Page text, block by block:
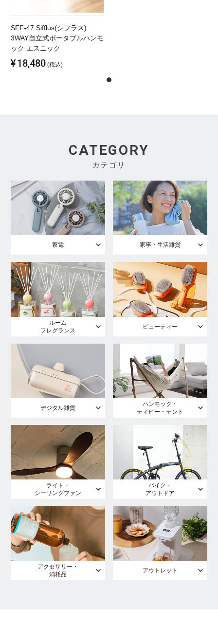
SFF-47 Sifflus(シフラス)
3WAY自立式ポータブルハンモ
ック エスニック
¥18,480 (税込)
CATEGORY
カテゴリ
家電 家事・生活雑貨
ルーム
フレグランス
ビューティー
デジタル雑貨
ハンモック・
ティピー・テント
ライト・
シーリングファン
バイク・
アウトドア
アクセサリー・
消耗品
アウトレット